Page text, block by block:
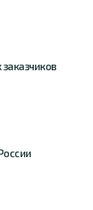
заказчиков